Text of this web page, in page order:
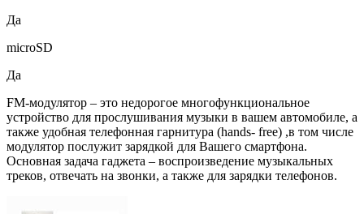
Да
microSD
Да
FM-модулятор – это недорогое многофункциональное
устройство для прослушивания музыки в вашем автомобиле, а
также удобная телефонная гарнитура (hands- free) ,в том числе
модулятор послужит зарядкой для Вашего смартфона.
Основная задача гаджета – воспроизведение музыкальных
треков, отвечать на звонки, а также для зарядки телефонов.